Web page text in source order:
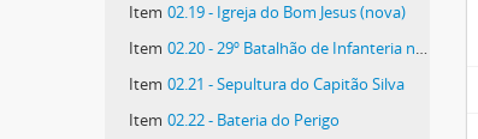
Item 02.19 - Igreja do Bom Jesus (nova)
Item 02.20 - 29º Batalhão de Infanteria no acampamento
Item 02.21 - Sepultura do Capitão Silva
Item 02.22 - Bateria do Perigo